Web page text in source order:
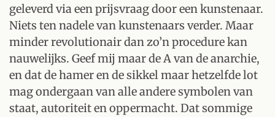
geleverd via een prijsvraag door een kunstenaar.
Niets ten nadele van kunstenaars verder. Maar
minder revolutionair dan zo’n procedure kan
nauwelijks. Geef mij maar de A van de anarchie,
en dat de hamer en de sikkel maar hetzelfde lot
mag ondergaan van alle andere symbolen van
staat, autoriteit en oppermacht. Dat sommige